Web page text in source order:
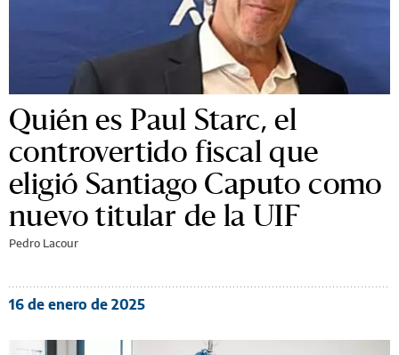
Quién es Paul Starc, el
controvertido fiscal que
eligió Santiago Caputo como
nuevo titular de la UIF
Pedro Lacour
16 de enero de 2025